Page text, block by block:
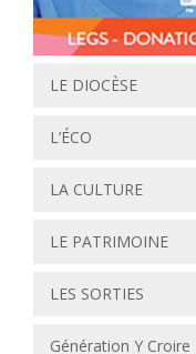
LE DIOCÈSE
L’ÉCO
LA CULTURE
LE PATRIMOINE
LES SORTIES
Génération Y Croire